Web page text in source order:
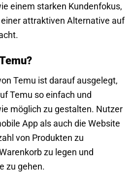
einem starken Kundenfokus,
attraktiven Alternative auf
Temu ist darauf ausgelegt,
Temu so einfach und
möglich zu gestalten. Nutzer
App als auch die Website
von Produkten zu
zu legen und
zu gehen.